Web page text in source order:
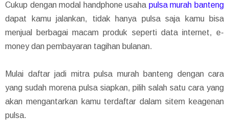
Cukup dengan modal handphone usaha pulsa murah banteng
dapat kamu jalankan, tidak hanya pulsa saja kamu bisa
menjual berbagai macam produk seperti data internet, e-
money dan pembayaran tagihan bulanan.
Mulai daftar jadi mitra pulsa murah banteng dengan cara
yang sudah morena pulsa siapkan, pilih salah satu cara yang
akan mengantarkan kamu terdaftar dalam sitem keagenan
pulsa.